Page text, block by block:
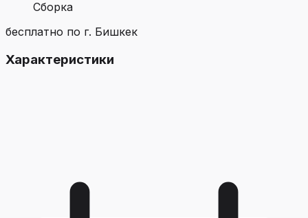
Сборка
бесплатно по г. Бишкек
Характеристики